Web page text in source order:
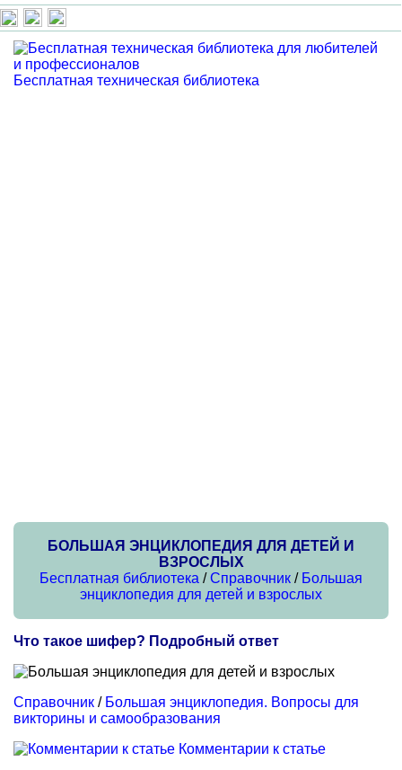
Бесплатная техническая библиотека
БОЛЬШАЯ ЭНЦИКЛОПЕДИЯ ДЛЯ ДЕТЕЙ И
ВЗРОСЛЫХ
Бесплатная библиотека /Справочник / Большая
энциклопедия для детей и взрослых
Что такое шифер? Подробный ответ
Справочник / Большая энциклопедия. Вопросы для
викторины и самообразования
Комментарии к статье